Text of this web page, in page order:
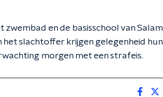
en de basisschool van Salam
slachtoffer krijgen gelegenheid hun
morgen met een strafeis.